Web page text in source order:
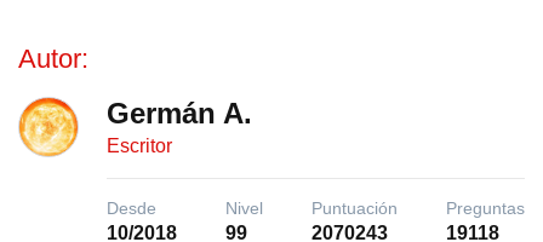
Autor:
Germán A.
Escritor
Desde
10/2018
Nivel
99
Puntuación
2070243
Preguntas
19118